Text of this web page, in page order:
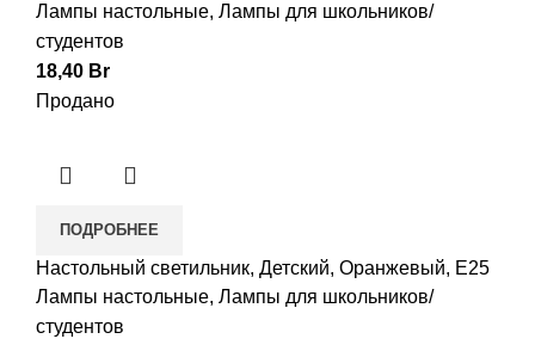
Лампы настольные, Лампы для школьников/
студентов
18,40 Br
Продано
ПОДРОБНЕЕ
Настольный светильник, Детский, Оранжевый, E25
Лампы настольные, Лампы для школьников/
студентов